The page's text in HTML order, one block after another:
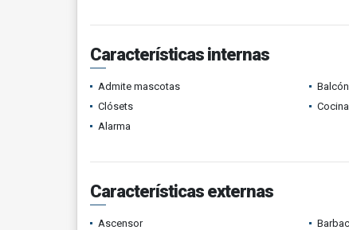
Características internas
Admite mascotas Balcón
Clósets
Alarma
Características externas
Ascensor